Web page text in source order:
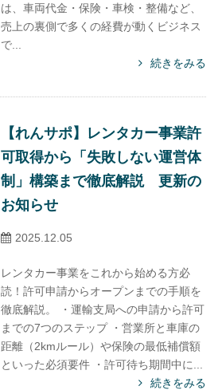
は、車両代金・保険・車検・整備など、
売上の裏側で多くの経費が動くビジネス
で...
続きをみる
【れんサポ】レンタカー事業許
可取得から「失敗しない運営体
制」構築まで徹底解説 更新の
お知らせ
2025.12.05
レンタカー事業をこれから始める方必
読！許可申請からオープンまでの手順を
徹底解説。 ・運輸支局への申請から許可
までの7つのステップ ・営業所と車庫の
距離（2kmルール）や保険の最低補償額
といった必須要件 ・許可待ち期間中に...
続きをみる